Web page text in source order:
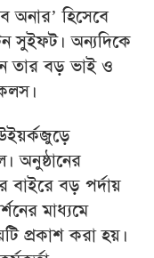
অনার’ হিসেবে
সুইফট। অন্যদিকে
তার বড় ভাই ও
অনুষ্ঠানের
বাইরে বড় পর্দায়
মাধ্যমে
প্রকাশ করা হয়।